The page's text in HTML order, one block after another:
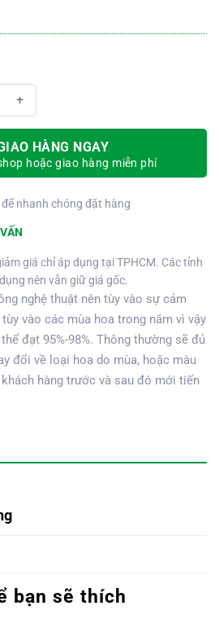
HÀNG NGAY
hoặc giao hàng miễn phí
để nhanh chóng đặt hàng
giá chỉ áp dụng tại TPHCM. Các tỉnh
nên vẫn giữ giá gốc.
nghệ thuật nên tùy vào sự cảm
vào các mùa hoa trong năm vì vậy
đạt 95%-98%. Thông thường sẽ đủ
đổi về loại hoa do mùa, hoặc màu
hàng trước và sau đó mới tiến
bạn sẽ thích